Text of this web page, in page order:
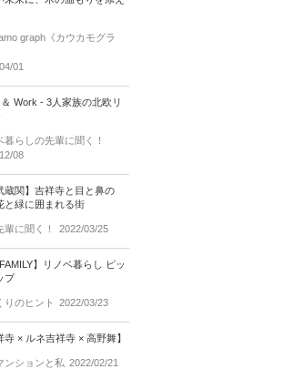
graph《カウカモグラ
01
Work - 3人家族の北欧リ
暮らしの先輩に聞く！
08
蔵関】吉祥寺と目と鼻の
と緑に囲まれる街
輩に聞く！ 2022/03/25
FAMILY】リノベ暮らし ピッ
プ
りのヒント 2022/03/23
寺 × ルネ吉祥寺 × 高野舞】
ンションと私 2022/02/21